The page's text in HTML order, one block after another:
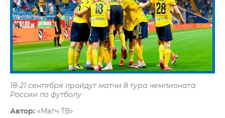
18-21 сентября пройдут матчи 8 тура чемпионата
России по футболу
Автор: «Матч ТВ»